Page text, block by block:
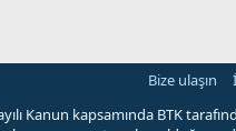
Bize ulaşın
Kanun kapsamında BTK